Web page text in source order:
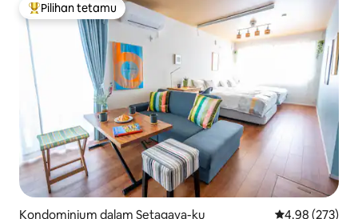
Pilihan utama tetamu
Pilihan tetamu
Kondominium dalam Setagaya-ku Penarafan
4.98 (273)